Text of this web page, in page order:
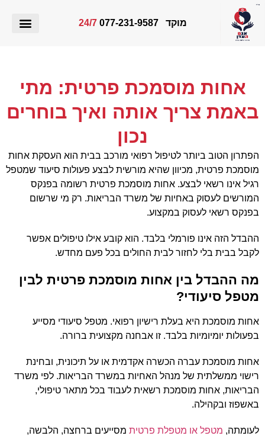
מוקד 077-231-9587 24/7
אחות מוסמכת פרטית: מתי
באמת צריך אותה ואיך בוחרים
נכון
הפתרון הטוב ביותר לטיפול רפואי מורכב בבית הוא העסקת אחות
מוסמכת פרטית, מכיוון שהיא מורשית לבצע פעולות סיעוד שמטפל
רגיל אינו רשאי לבצע. אחות מוסמכת פרטית רשומה בפנקס
המורשים לעסוק באחיות של משרד הבריאות. רק מי שרשום
בפנקס רשאי לעסוק במקצוע.
ההבדל הזה אינו פורמלי בלבד. הוא קובע אילו טיפולים אפשר
לקבל בבית בלי לחזור לבית החולים בכל פעם מחדש.
מה ההבדל בין אחות מוסמכת פרטית לבין
מטפל סיעודי?
אחות מוסמכת היא בעלת רישיון רפואי. מטפל סיעודי מסייע
בפעולות יומיומיות בלבד. זו אבחנה מקצועית ברורה.
אחות מוסמכת עברה הכשרה אקדמית או על תיכונית, ובחינת
רישוי ממשלתית של מנהל האחיות במשרד הבריאות. לפי משרד
הבריאות, אחות מוסמכת רשאית לעבוד בכל מתאר טיפולי,
באשפוז ובקהילה.
לעומתה, מטפל או מטפלת פרטית מסייעים ברחצה, הלבשה,